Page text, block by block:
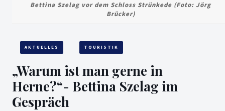
Bettina Szelag vor dem Schloss Strünkede (Foto: Jörg
Brücker)
AKTUELLES TOURISTIK
„Warum ist man gerne in
Herne?“- Bettina Szelag im
Gespräch